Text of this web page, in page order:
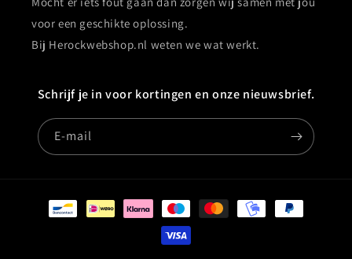
voor een geschikte oplossing.
Bij Herockwebshop.nl weten we wat werkt.
Schrijf je in voor kortingen en onze nieuwsbrief.
E‑mail
Betaalmethoden